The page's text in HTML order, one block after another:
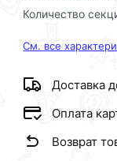
Количество
См. все
Доставка
Оплата
Возврат